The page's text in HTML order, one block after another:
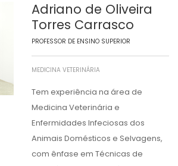
Adriano de Oliveira
Torres Carrasco
PROFESSOR DE ENSINO SUPERIOR
MEDICINA VETERINÁRIA
Tem experiência na área de
Medicina Veterinária e
Enfermidades Infeciosas dos
Animais Domésticos e Selvagens,
com ênfase em Técnicas de